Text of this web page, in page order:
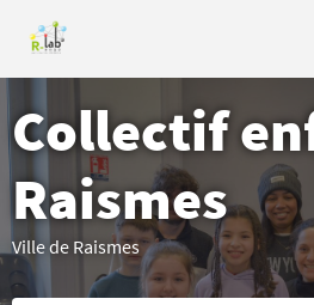
Collectif
Raismes
Ville de Raismes